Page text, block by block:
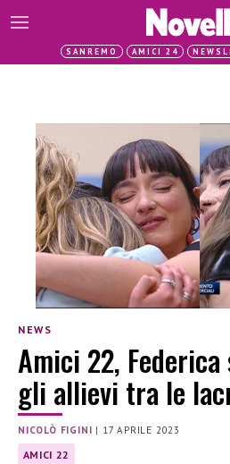
SANREMO AMICI 24
NEWS
Amici 22,
gli allievi tra le
NICOLÒ FIGINI | 17 APRILE 2023
AMICI 22